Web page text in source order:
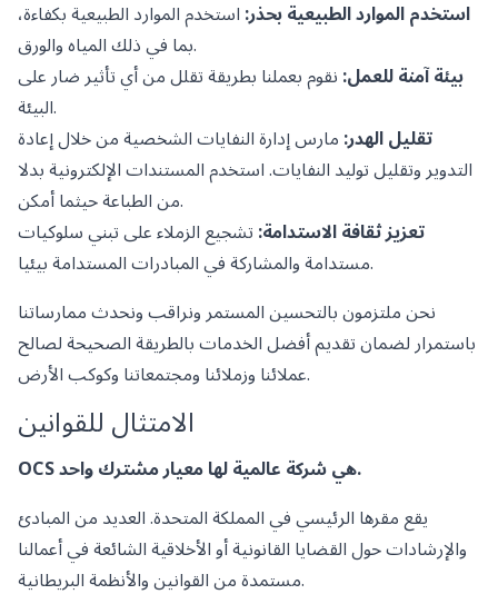
استخدم الموارد الطبيعية بحذر: استخدم الموارد الطبيعية بكفاءة،
بما في ذلك المياه والورق.
بيئة آمنة للعمل: نقوم بعملنا بطريقة تقلل من أي تأثير ضار على
البيئة.
تقليل الهدر: مارس إدارة النفايات الشخصية من خلال إعادة
التدوير وتقليل توليد النفايات. استخدم المستندات الإلكترونية بدلا
من الطباعة حيثما أمكن.
تعزيز ثقافة الاستدامة: تشجيع الزملاء على تبني سلوكيات
مستدامة والمشاركة في المبادرات المستدامة بيئيا.
نحن ملتزمون بالتحسين المستمر ونراقب ونحدث ممارساتنا
باستمرار لضمان تقديم أفضل الخدمات بالطريقة الصحيحة لصالح
عملائنا وزملائنا ومجتمعاتنا وكوكب الأرض.
الامتثال للقوانين
OCS هي شركة عالمية لها معيار مشترك واحد.
يقع مقرها الرئيسي في المملكة المتحدة. العديد من المبادئ
والإرشادات حول القضايا القانونية أو الأخلاقية الشائعة في أعمالنا
مستمدة من القوانين والأنظمة البريطانية.